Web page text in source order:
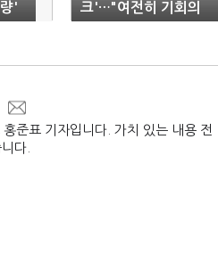
'
크'…"여전히 기회의
땅"
홍준표 기자입니다. 가치 있는 내용 전
다.